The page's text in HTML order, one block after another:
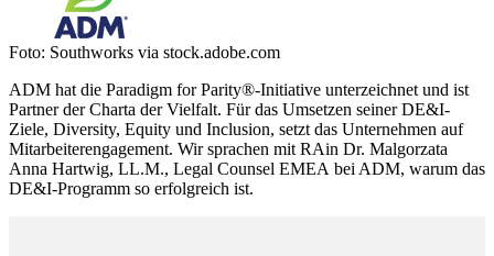
Foto: Southworks via stock.adobe.com
ADM hat die Paradigm for Parity®-Initiative unterzeichnet und ist
Partner der Charta der Vielfalt. Für das Umsetzen seiner DE&I-
Ziele, Diversity, Equity und Inclusion, setzt das Unternehmen auf
Mitarbeiterengagement. Wir sprachen mit RAin Dr. Malgorzata
Anna Hartwig, LL.M., Legal Counsel EMEA bei ADM, warum das
DE&I-Programm so erfolgreich ist.